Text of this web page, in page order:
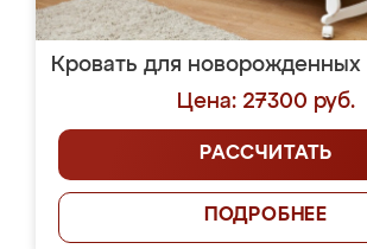
Кровать для новорожденных
Цена: 27300 руб.
РАССЧИТАТЬ
ПОДРОБНЕЕ